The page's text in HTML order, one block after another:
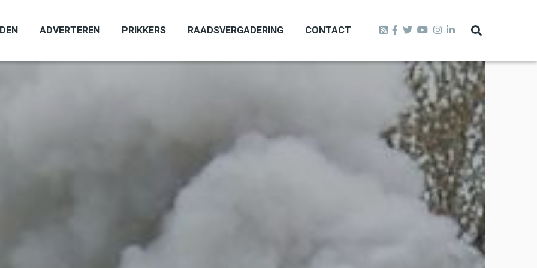
ADVERTEREN PRIKKERS RAADSVERGADERING CONTACT